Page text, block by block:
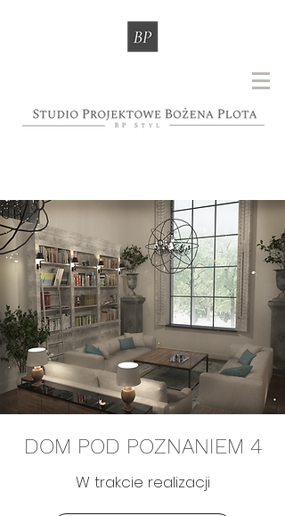
DOM POD POZNANIEM 4
W trakcie realizacji